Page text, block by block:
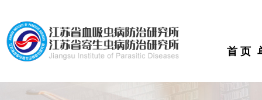
首 页